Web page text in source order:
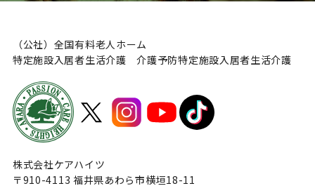
（公社）全国有料老人ホーム
特定施設入居者生活介護 介護予防特定施設入居者生活介護
株式会社ケアハイツ
〒910-4113 福井県あわら市横垣18-11